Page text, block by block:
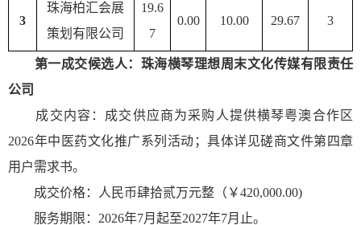
3
珠海柏汇会展
策划有限公司
19.6
7
0.00 10.00 29.67 3
第一成交候选人：珠海横琴理想周末文化传媒有限责任
公司
成交内容：成交供应商为采购人提供横琴粤澳合作区
2026年中医药文化推广系列活动；具体详见磋商文件第四章
用户需求书。
成交价格：人民币肆拾贰万元整（￥420,000.00)
服务期限：2026年7月起至2027年7月止。